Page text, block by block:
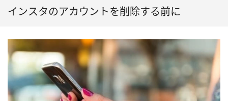
インスタのアカウントを削除する前に